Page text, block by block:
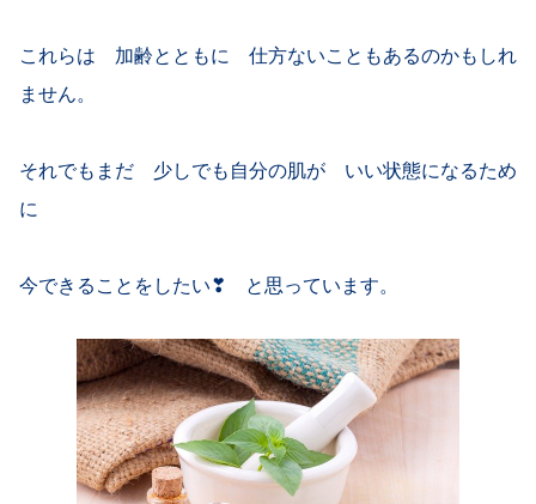
これらは 加齢とともに 仕方ないこともあるのかもしれ
ません。
それでもまだ 少しでも自分の肌が いい状態になるため
に
今できることをしたい❣ と思っています。